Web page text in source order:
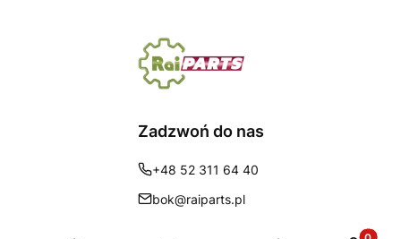
Zadzwoń do nas
+48 52 311 64 40
bok@raiparts.pl